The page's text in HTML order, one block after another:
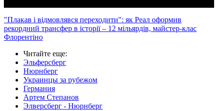
"Плакав і відмовлявся переходити": як Реал оформив
рекордний трансфер в історії – 12 мільярдів, майстер-клас
Флорентіно
Читайте еще:
Эльферсберг
Нюрнберг
Украинцы за рубежом
Германия
Артем Степанов
Элверсберг - Нюрнберг